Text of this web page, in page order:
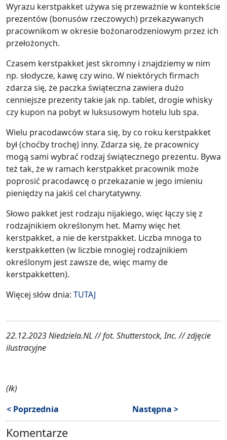
Wyrazu kerstpakket używa się przeważnie w kontekście
prezentów (bonusów rzeczowych) przekazywanych
pracownikom w okresie bożonarodzeniowym przez ich
przełożonych.
Czasem kerstpakket jest skromny i znajdziemy w nim
np. słodycze, kawę czy wino. W niektórych firmach
zdarza się, że paczka świąteczna zawiera dużo
cenniejsze prezenty takie jak np. tablet, drogie whisky
czy kupon na pobyt w luksusowym hotelu lub spa.
Wielu pracodawców stara się, by co roku kerstpakket
był (choćby trochę) inny. Zdarza się, że pracownicy
mogą sami wybrać rodzaj świątecznego prezentu. Bywa
też tak, że w ramach kerstpakket pracownik może
poprosić pracodawcę o przekazanie w jego imieniu
pieniędzy na jakiś cel charytatywny.
Słowo pakket jest rodzaju nijakiego, więc łączy się z
rodzajnikiem określonym het. Mamy więc het
kerstpakket, a nie de kerstpakket. Liczba mnoga to
kerstpakketten (w liczbie mnogiej rodzajnikiem
określonym jest zawsze de, więc mamy de
kerstpakketten).
Więcej słów dnia: TUTAJ
22.12.2023 Niedziela.NL // fot. Shutterstock, Inc. // zdjęcie
ilustracyjne
(łk)
< Poprzednia
Następna >
Komentarze